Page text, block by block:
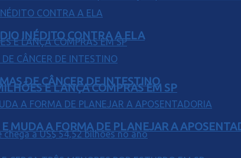
E LANÇA COMPRAS EM SP
INÉDITO CONTRA A ELA
DE CÂNCER DE INTESTINO
MUDA A FORMA DE PLANEJAR A